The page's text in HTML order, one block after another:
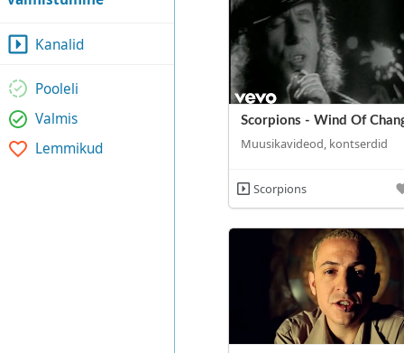
Kanalid
Pooleli
Valmis
Lemmikud
Scorpions - Wind Of
Muusikavideod, kontserdid
Scorpions